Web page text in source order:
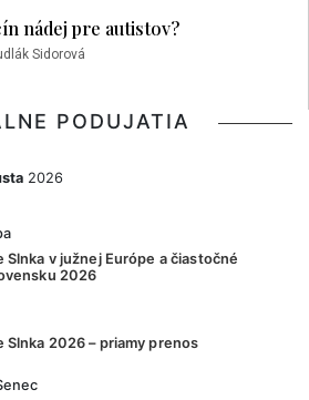
nádej pre autistov?
Sidorová
PODUJATIA
2026
Slnka v južnej Európe a čiastočné
2026
Slnka 2026 – priamy prenos